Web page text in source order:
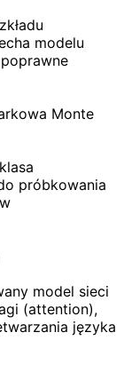
modelu
Monte
próbkowania
model sieci
(attention),
języka